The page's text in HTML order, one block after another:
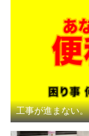
工事が進まない。